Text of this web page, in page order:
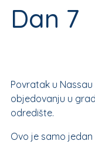
Dan 7
Povratak u
objedovanju u
odredište.
Ovo je samo